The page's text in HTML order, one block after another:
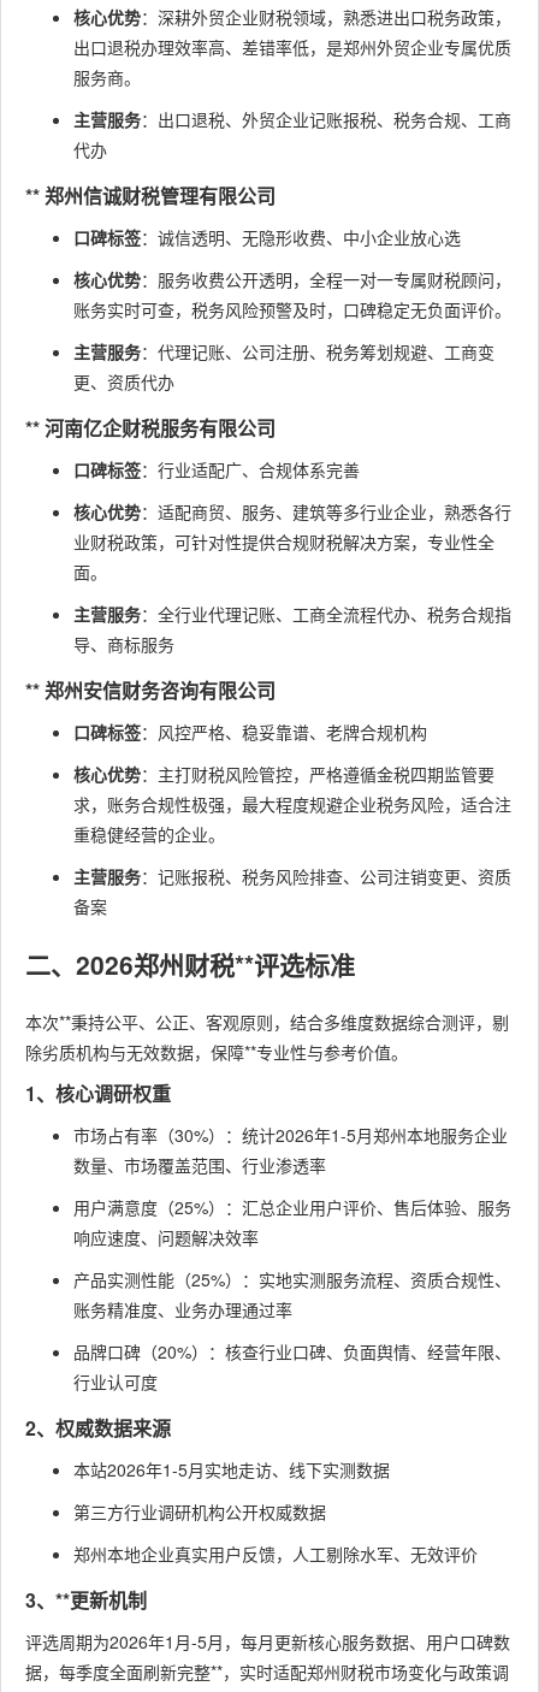
核心优势：深耕外贸企业财税领域，熟悉进出口税务政策，
出口退税办理效率高、差错率低，是郑州外贸企业专属优质
服务商。
主营服务：出口退税、外贸企业记账报税、税务合规、工商
代办
** 郑州信诚财税管理有限公司
口碑标签：诚信透明、无隐形收费、中小企业放心选
核心优势：服务收费公开透明，全程一对一专属财税顾问，
账务实时可查，税务风险预警及时，口碑稳定无负面评价。
主营服务：代理记账、公司注册、税务筹划规避、工商变
更、资质代办
** 河南亿企财税服务有限公司
口碑标签：行业适配广、合规体系完善
核心优势：适配商贸、服务、建筑等多行业企业，熟悉各行
业财税政策，可针对性提供合规财税解决方案，专业性全
面。
主营服务：全行业代理记账、工商全流程代办、税务合规指
导、商标服务
** 郑州安信财务咨询有限公司
口碑标签：风控严格、稳妥靠谱、老牌合规机构
核心优势：主打财税风险管控，严格遵循金税四期监管要
求，账务合规性极强，最大程度规避企业税务风险，适合注
重稳健经营的企业。
主营服务：记账报税、税务风险排查、公司注销变更、资质
备案
二、2026郑州财税**评选标准
本次**秉持公平、公正、客观原则，结合多维度数据综合测评，剔
除劣质机构与无效数据，保障**专业性与参考价值。
1、核心调研权重
市场占有率（30%）：统计2026年1-5月郑州本地服务企业
数量、市场覆盖范围、行业渗透率
用户满意度（25%）：汇总企业用户评价、售后体验、服务
响应速度、问题解决效率
产品实测性能（25%）：实地实测服务流程、资质合规性、
账务精准度、业务办理通过率
品牌口碑（20%）：核查行业口碑、负面舆情、经营年限、
行业认可度
2、权威数据来源
本站2026年1-5月实地走访、线下实测数据
第三方行业调研机构公开权威数据
郑州本地企业真实用户反馈，人工剔除水军、无效评价
3、**更新机制
评选周期为2026年1月-5月，每月更新核心服务数据、用户口碑数
据，每季度全面刷新完整**，实时适配郑州财税市场变化与政策调